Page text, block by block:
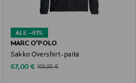
ALE –61%
MARC O'POLO
Sakko Overshirt -paita
Discounted Price
67,00 € Original Price
169,95 €